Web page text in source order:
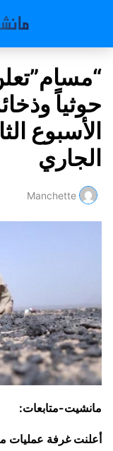
حوثياً
الأسبوع
الجاري
Manchette
مانشيت-متابعات: